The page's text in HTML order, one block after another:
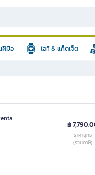
ฝีมือ ไอที & แก็ตเจ็ต
฿
ราคาสุทธิ
(รวมภาษี)